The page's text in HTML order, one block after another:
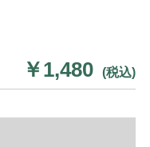
￥1,480 (税込)